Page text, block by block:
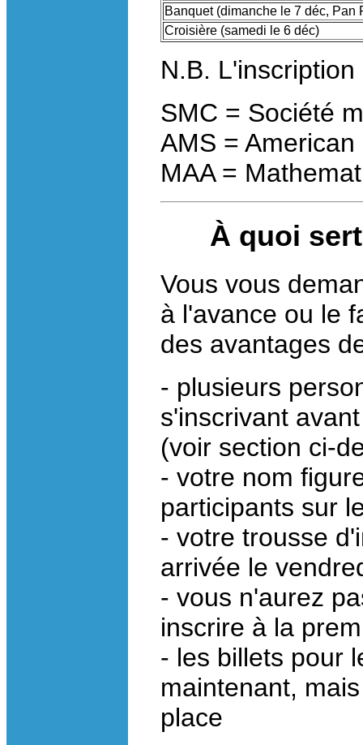
Banquet (dimanche le 7 déc, Pan
Croisière (samedi le 6 déc)
N.B.
SMC = Société
AMS =
MAA =
À quoi
Vous vous
à l'avance ou le
des avantages
- plusieurs
s'inscrivant
(voir section ci-
- votre nom
participants sur
- votre trousse
arrivée le
- vous n'aurez
inscrire à la
- les billets pour
maintenant,
place